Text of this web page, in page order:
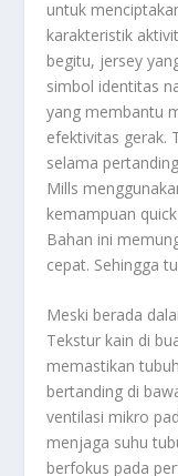
untuk
karakteristik
begitu, jersey
simbol identitas
yang membantu
efektivitas gerak.
selama
Mills
kemampuan
Bahan ini
cepat. Sehingga
Meski berada
Tekstur kain di
memastikan
bertanding di
ventilasi mikro
menjaga suhu
berfokus pada